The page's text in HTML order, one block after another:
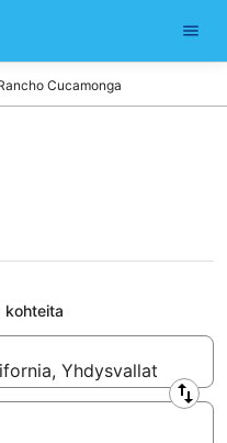
Cucamonga
kohteita
Yhdysvallat